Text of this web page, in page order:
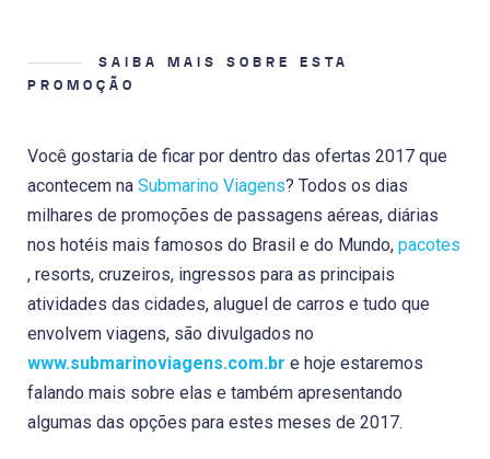
SAIBA MAIS SOBRE ESTA
PROMOÇÃO
Você gostaria de ficar por dentro das ofertas 2017 que
acontecem na Submarino Viagens? Todos os dias
milhares de promoções de passagens aéreas, diárias
nos hotéis mais famosos do Brasil e do Mundo, pacotes
, resorts, cruzeiros, ingressos para as principais
atividades das cidades, aluguel de carros e tudo que
envolvem viagens, são divulgados no
www.submarinoviagens.com.br e hoje estaremos
falando mais sobre elas e também apresentando
algumas das opções para estes meses de 2017.